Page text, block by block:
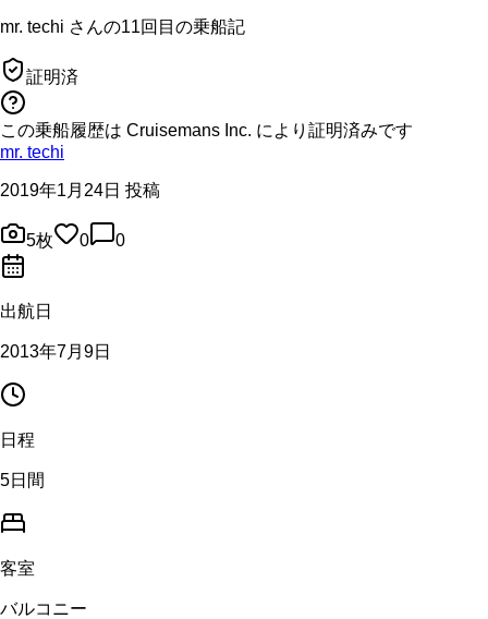
mr. techi さんの11回目の乗船記
証明済
この乗船履歴は Cruisemans Inc. により証明済みです
mr. techi
2019年1月24日 投稿
5枚 0 0
出航日
2013年7月9日
日程
5日間
客室
バルコニー